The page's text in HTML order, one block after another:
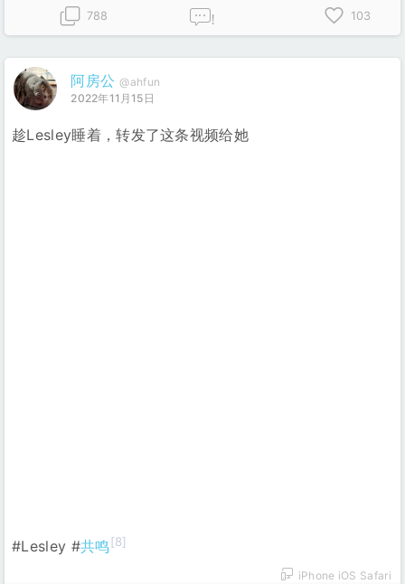
788
! 103
阿房公 @ahfun
2022年11月15日
趁Lesley睡着，转发了这条视频给她
#Lesley #共鸣 [8]
iPhone iOS Safari